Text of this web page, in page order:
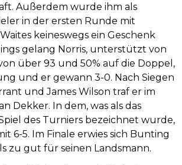
Außerdem wurde ihm als
in der ersten Runde mit
keineswegs ein Geschenk
gelang Norris, unterstützt von
über 93 und 50% auf die Doppel,
und er gewann 3-0. Nach Siegen
und James Wilson traf er im
Dekker. In dem, was als das
des Turniers bezeichnet wurde,
6-5. Im Finale erwies sich Bunting
zu gut für seinen Landsmann.